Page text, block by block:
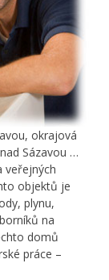
okrajová
Sázavou …
veřejných
objektů je
plynu,
na
domů
práce –